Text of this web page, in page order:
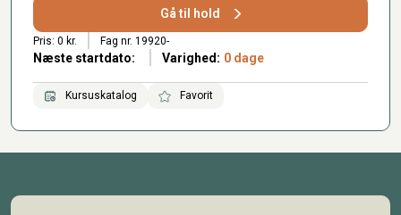
Gå til hold
Pris: 0 kr. Fag nr. 19920-
Næste startdato: Varighed: 0 dage
Kursuskatalog Favorit